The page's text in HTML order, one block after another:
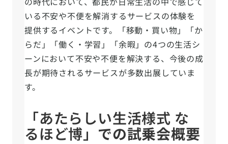
いる不安や不便を解消するサービスの体験を
提供するイベントです。「移動・買い物」「か
らだ」「働く・学習」「余暇」の4つの生活シ
ーンにおいて不安や不便を解決する、今後の成
長が期待されるサービスが多数出展していま
す。
「あたらしい生活様式 な
るほど博」 での試乗会概要